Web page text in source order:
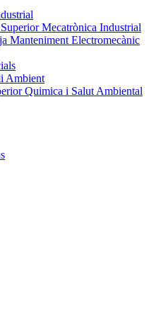
Mecatrònica Industrial
Manteniment Electromecànic
Ambient
Quimica i Salut Ambiental